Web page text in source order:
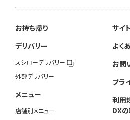
お持ち帰り
デリバリー
スシローデリバリー
外部デリバリー
メニュー
店舗別メニュー
サイ
よく
お問
プラ
利用
DX